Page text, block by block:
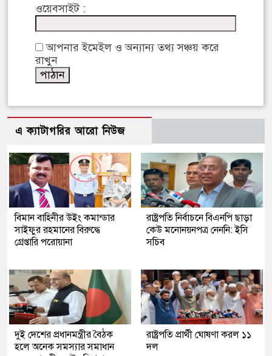
ওয়েবসাইট :
আপনার ইমেইল ও অন্যান্য তথ্য সঞ্চয় করে
রাখুন
এ ক্যাটাগরির আরো নিউজ
বিমান বাহিনীর উইং কমান্ডার
সাইফুর রহমানের বিরুদ্ধে
গ্রেপ্তারি পরোয়ানা
রাষ্ট্রপতি নির্বাচনে বিএনপি ছাড়া
কেউ মনোনয়নপত্র নেননি: ইসি
সচিব
দুই দেশের প্রধানমন্ত্রীর বৈঠক
হলে অনেক সমস্যার সমাধান
রাষ্ট্রপতি প্রার্থী ঘোষণা করল ১১
দল